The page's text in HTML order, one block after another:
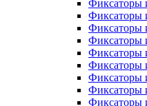
Фиксаторы
Фиксаторы
Фиксаторы
Фиксаторы
Фиксаторы
Фиксаторы
Фиксаторы
Фиксаторы
Фиксаторы